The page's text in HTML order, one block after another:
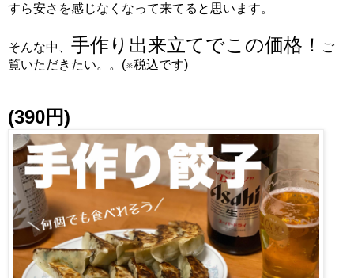
すら安さを感じなくなって来てると思います。
そんな中、 手作り出来立てでこの価格！
ご
覧いただきたい。。(※税込です)
(390円)